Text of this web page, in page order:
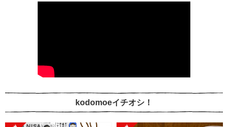
kodomoeイチオシ！